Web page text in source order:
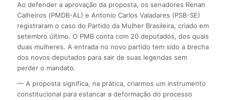
Ao defender a aprovação da proposta, os senadores Renan
Calheiros (PMDB-AL) e Antonio Carlos Valadares (PSB-SE)
registraram o caso do Partido da Mulher Brasileira, criado em
setembro último. O PMB conta com 20 deputados, dos quais
duas mulheres. A entrada no novo partido tem sido a brecha
dos novos deputados para sair de suas legendas sem
perder o mandato.
— A proposta significa, na prática, criarmos um instrumento
constitucional para estancar a deformação do processo